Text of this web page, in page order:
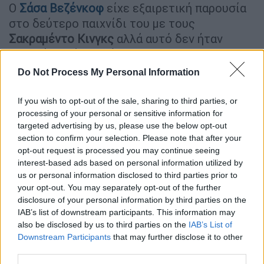
Do Not Process My Personal Information
If you wish to opt-out of the sale, sharing to third parties, or
processing of your personal or sensitive information for
targeted advertising by us, please use the below opt-out
section to confirm your selection. Please note that after your
opt-out request is processed you may continue seeing
interest-based ads based on personal information utilized by
us or personal information disclosed to third parties prior to
your opt-out. You may separately opt-out of the further
disclosure of your personal information by third parties on the
IAB’s list of downstream participants. This information may
also be disclosed by us to third parties on the IAB’s List of
Downstream Participants that may further disclose it to other
O Σάσα Βεζένκοφ είχε εξαιρετική παρουσία
στο δεύτερο παιχνίδι του με τους
Σακραμέντο Κινγκς αλλά αυτό δεν ήταν
αρκετό καθώς ηττήθηκαν με 114-122 απ'
τουςΓκόλντεν Στέιτ Γουόριορςτου
πόντους!
Για τον Βεζένκοφ πάντως ήταν ακόμα μία
καλή εμφάνιση που δείχνει να
προσαρμόζεται στα δεδομένα του NBA και
στα «θέλω» του προπονητή τουΜάικ
Μπράουν. Ο πρώην παίκτης του Ολυμπιακού
και κορυφαίος παίκτης της Euroleague την
περασμένη σεζόν χρησιμοποιήθηκε για 12'
και μέτρησε 10 πόντους με 1/2 δίποντα και